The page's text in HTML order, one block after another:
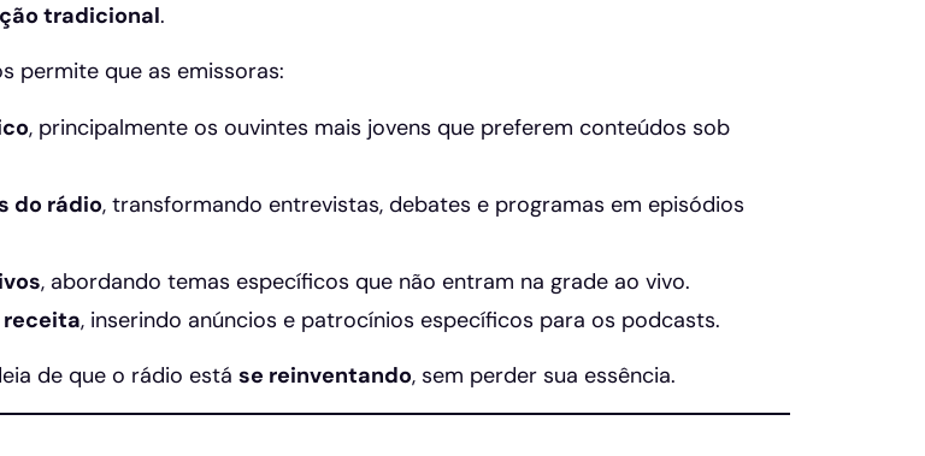
tradicional.
permite que as emissoras:
, principalmente os ouvintes mais jovens que preferem conteúdos sob
do rádio, transformando entrevistas, debates e programas em episódios
, abordando temas específicos que não entram na grade ao vivo.
receita, inserindo anúncios e patrocínios específicos para os podcasts.
de que o rádio está se reinventando, sem perder sua essência.